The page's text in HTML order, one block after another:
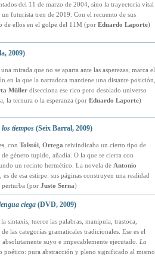
del 11 de marzo de 2004, sino la trayectoria vital
futurista tren de 2019. Con el recuento de sus
de ellos en el golpe del 11M (por Eduardo Laporte)
2009)
mirada que no se aparta ante las asperezas, marca el
en la que la narradora mantiene una distante posición,
Müllerdisecciona ese rico pero desolado universo
la ternura o la esperanza (por Eduardo Laporte)
tiempos(Seix Barral, 2009)
, con Tolstói, Ortega reivindicaba un cierto tipo de
género tupido, añadía. O la que se cierra con
un recinto hermético. La novela de Antonio
, es de esa estirpe: sus páginas construyen una realidad
perturba (por Justo Serna)
ciega(DVD, 2009)
sintaxis, tuerce las palabras, manipula, trastoca,
las categorías gramaticales tradicionales. Ese es el
suyo e impecablemente ejecutado.
La
poético: pura abstracción y pleno significado al mismo